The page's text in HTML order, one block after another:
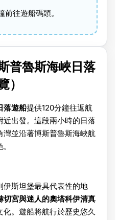
前往遊船碼頭。
普魯斯海峽日落
）
落遊船提供120分鐘往返航
出發。這段兩小時的日落
灣並沿著博斯普魯斯海峽航
伊斯坦堡最具代表性的地
切宮與迷人的奧塔科伊清真
化。遊船將航行於歷史悠久